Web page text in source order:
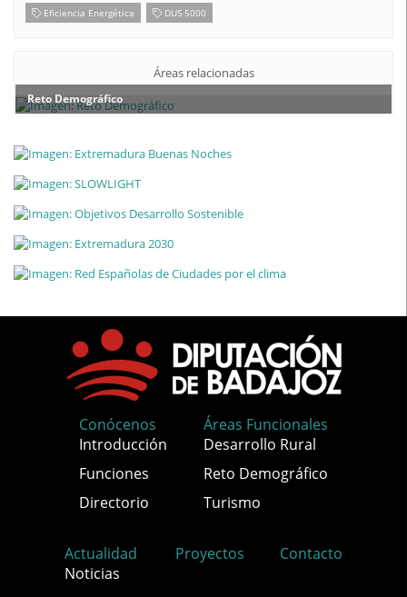
Eficiencia Energética DUS 5000
Áreas relacionadas
Reto Demográfico
Conócenos
Introducción
Funciones
Directorio
Áreas Funcionales
Desarrollo Rural
Reto Demográfico
Turismo
Actualidad
Noticias
Proyectos Contacto